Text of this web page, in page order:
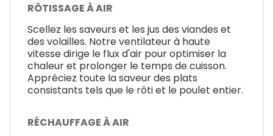
RÔTISSAGE À AIR
Scellez les saveurs et les jus des viandes et
des volailles. Notre ventilateur à haute
vitesse dirige le flux d'air pour optimiser la
chaleur et prolonger le temps de cuisson.
Appréciez toute la saveur des plats
consistants tels que le rôti et le poulet entier.
RÉCHAUFFAGE À AIR